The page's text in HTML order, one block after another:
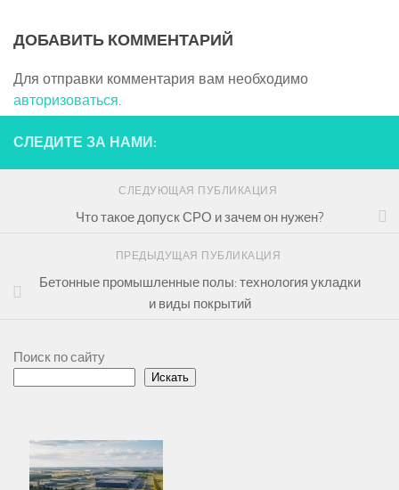
ДОБАВИТЬ КОММЕНТАРИЙ
Для отправки комментария вам необходимо
авторизоваться.
СЛЕДИТЕ ЗА НАМИ:
СЛЕДУЮЩАЯ ПУБЛИКАЦИЯ
Что такое допуск СРО и зачем он нужен?
ПРЕДЫДУЩАЯ ПУБЛИКАЦИЯ
Бетонные промышленные полы: технология укладки
и виды покрытий
Поиск по сайту
Искать